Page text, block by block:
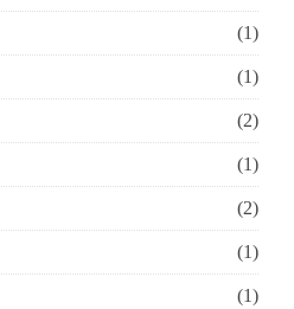
(1)
(1)
(2)
(1)
(2)
(1)
(1)